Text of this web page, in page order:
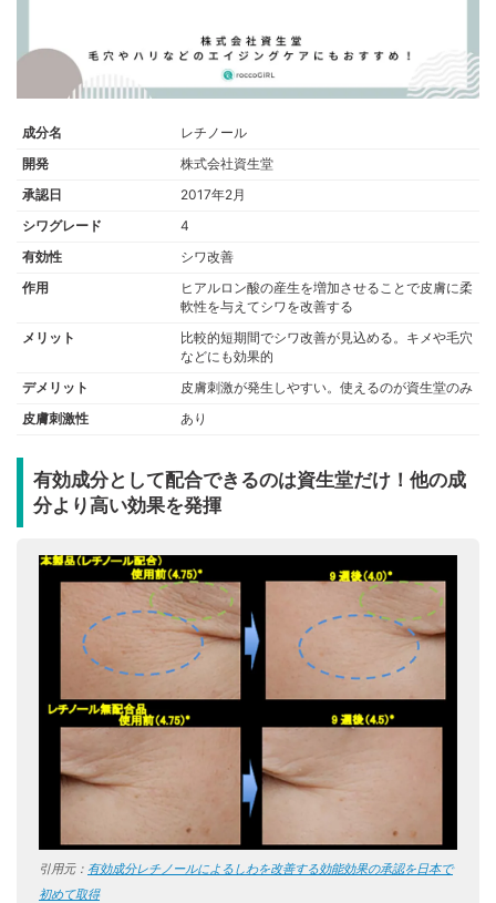
成分名
レチノール
開発
株式会社資生堂
承認日
2017年2月
シワグレード
4
有効性
シワ改善
作用
ヒアルロン酸の産生を増加させることで皮膚に柔
軟性を与えてシワを改善する
メリット
比較的短期間でシワ改善が見込める。キメや毛穴
などにも効果的
デメリット
皮膚刺激が発生しやすい。使えるのが資生堂のみ
皮膚刺激性
あり
有効成分として配合できるのは資生堂だけ！他の成
分より高い効果を発揮
引用元： 有効成分レチノールによるしわを改善する効能効果の承認を日本で
初めて取得